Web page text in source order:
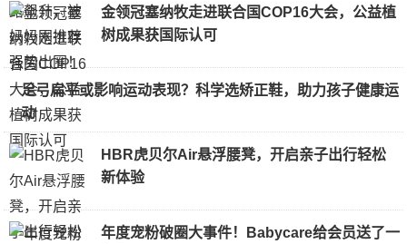
金领冠塞纳牧走进联合国COP16大会，公益植
树成果获国际认可
足弓扁平或影响运动表现？科学选矫正鞋，助力孩子健康运
动
HBR虎贝尔Air悬浮腰凳，开启亲子出行轻松
新体验
年度宠粉破圈大事件！Babycare给会员送了一